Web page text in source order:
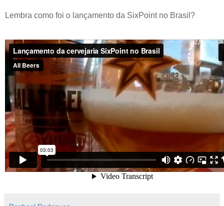
Lembra como foi o lançamento da SixPoint no Brasil?